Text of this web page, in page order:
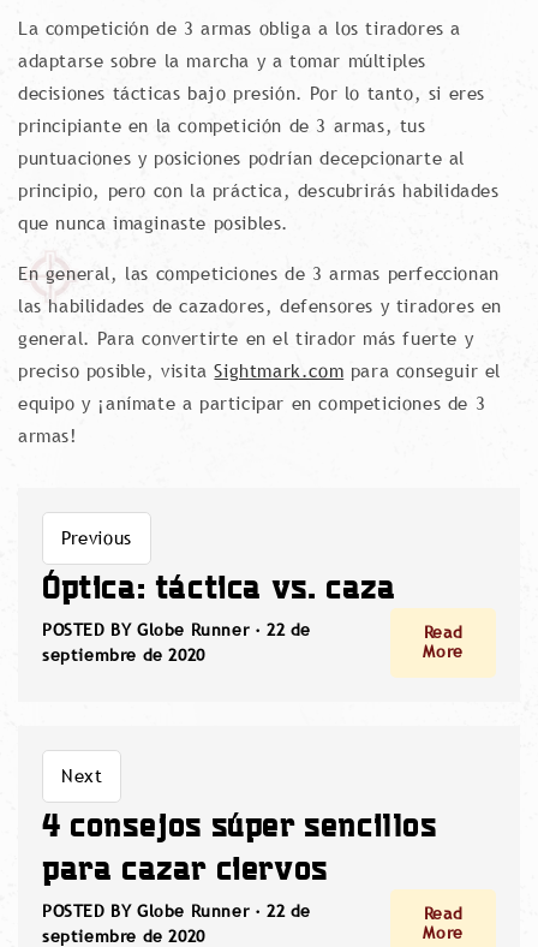
La competición de 3 armas obliga a los tiradores a
adaptarse sobre la marcha y a tomar múltiples
decisiones tácticas bajo presión. Por lo tanto, si eres
principiante en la competición de 3 armas, tus
puntuaciones y posiciones podrían decepcionarte al
principio, pero con la práctica, descubrirás habilidades
que nunca imaginaste posibles.
En general, las competiciones de 3 armas perfeccionan
las habilidades de cazadores, defensores y tiradores en
general. Para convertirte en el tirador más fuerte y
preciso posible, visitaSightmark.com para conseguir el
equipo y ¡anímate a participar en competiciones de 3
armas!
Previous
Óptica: táctica vs. caza
POSTED BY Globe Runner · 22 de
septiembre de 2020
Read
More
Next
4 consejos súper sencillos
para cazar ciervos
POSTED BY Globe Runner · 22 de
septiembre de 2020
Read
More